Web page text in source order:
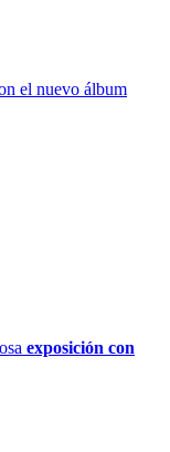
el nuevo álbum
exposición con